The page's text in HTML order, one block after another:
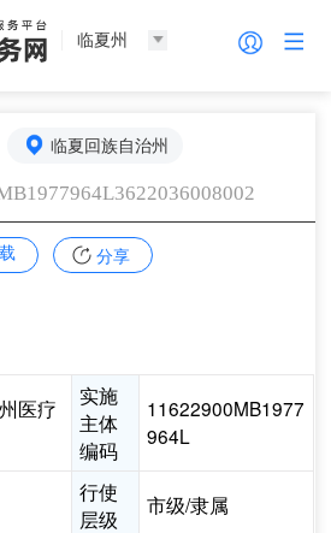
临夏州
临夏回族自治州
分享
医疗
实施
主体
编码
11622900MB1977
964L
行使
层级
市级/隶属